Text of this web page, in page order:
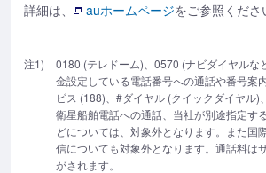
詳細は、 auホームページをご参照くださ
注1)
0180 (テレドーム)、0570 (ナビダイヤルな
金設定している電話番号への通話や番号案
ビス (188)、#ダイヤル (クイックダイヤル)
衛星船舶電話への通話、当社が別途指定す
どについては、対象外となります。また国
信についても対象外となります。通話料は
がされます。